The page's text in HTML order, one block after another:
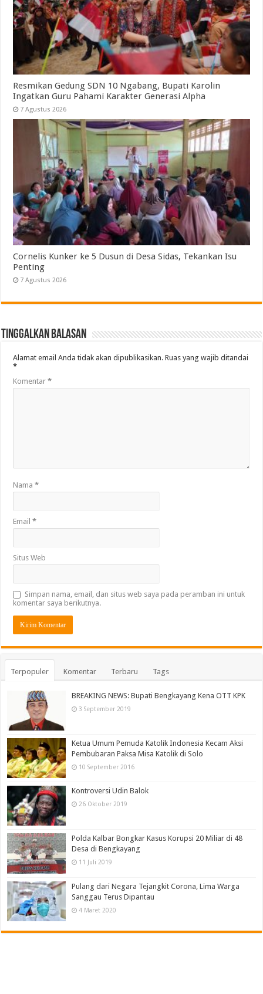
Resmikan Gedung SDN 10 Ngabang, Bupati Karolin
Ingatkan Guru Pahami Karakter Generasi Alpha
7 Agustus 2026
Cornelis Kunker ke 5 Dusun di Desa Sidas, Tekankan Isu
Penting
7 Agustus 2026
Tinggalkan Balasan
Alamat email Anda tidak akan dipublikasikan. Ruas yang wajib ditandai
*
Komentar*
Nama*
Email*
Situs Web
Simpan nama, email, dan situs web saya pada peramban ini untuk
komentar saya berikutnya.
Terpopuler Komentar Terbaru Tags
BREAKING NEWS: Bupati Bengkayang Kena OTT KPK
3 September 2019
Ketua Umum Pemuda Katolik Indonesia Kecam Aksi
Pembubaran Paksa Misa Katolik di Solo
10 September 2016
Kontroversi Udin Balok
26 Oktober 2019
Polda Kalbar Bongkar Kasus Korupsi 20 Miliar di 48
Desa di Bengkayang
11 Juli 2019
Pulang dari Negara Tejangkit Corona, Lima Warga
Sanggau Terus Dipantau
4 Maret 2020